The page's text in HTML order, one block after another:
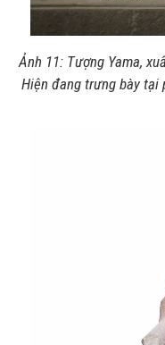
Ảnh 11: Tượng Yama,
Hiện đang trưng bày tại